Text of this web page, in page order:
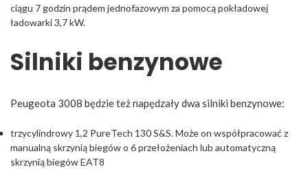
ciągu 7 godzin prądem jednofazowym za pomocą pokładowej
ładowarki 3,7 kW.
Silniki benzynowe
Peugeota 3008 będzie też napędzały dwa silniki benzynowe:
trzycylindrowy 1,2 PureTech 130 S&S. Może on współpracować z
manualną skrzynią biegów o 6 przełożeniach lub automatyczną
skrzynią biegów EAT8